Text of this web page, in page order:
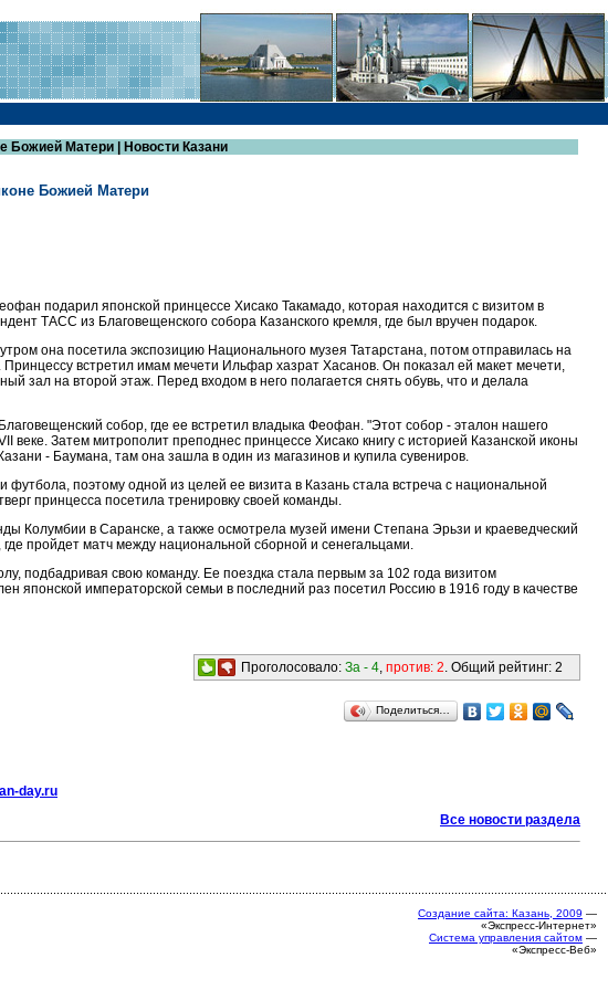
Божией Матери | Новости Казани
Божией Матери
подарил японской принцессе Хисако Такамадо, которая находится с визитом в
ТАСС из Благовещенского собора Казанского кремля, где был вручен подарок.
она посетила экспозицию Национального музея Татарстана, потом отправилась на
встретил имам мечети Ильфар хазрат Хасанов. Он показал ей макет мечети,
зал на второй этаж. Перед входом в него полагается снять обувь, что и делала
собор, где ее встретил владыка Феофан. "Этот собор - эталон нашего
веке. Затем митрополит преподнес принцессе Хисако книгу с историей Казанской иконы
- Баумана, там она зашла в один из магазинов и купила сувениров.
поэтому одной из целей ее визита в Казань стала встреча с национальной
принцесса посетила тренировку своей команды.
Колумбии в Саранске, а также осмотрела музей имени Степана Эрьзи и краеведческий
пройдет матч между национальной сборной и сенегальцами.
подбадривая свою команду. Ее поездка стала первым за 102 года визитом
японской императорской семьи в последний раз посетил Россию в 1916 году в качестве
Проголосовало: За - 4, против: 2. Общий рейтинг: 2
Поделиться…
day.ru
Все новости раздела
Создание сайта: Казань, 2009 —
«Экспресс-Интернет»
Система управления сайтом —
«Экспресс-Веб»